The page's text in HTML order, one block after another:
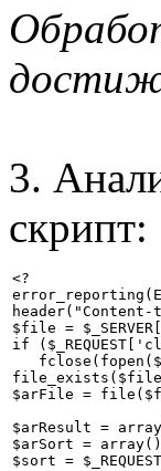
3.
скрипт:
<?
$file =
if
$arFile =
$arResult =
$arSort =
$sort =